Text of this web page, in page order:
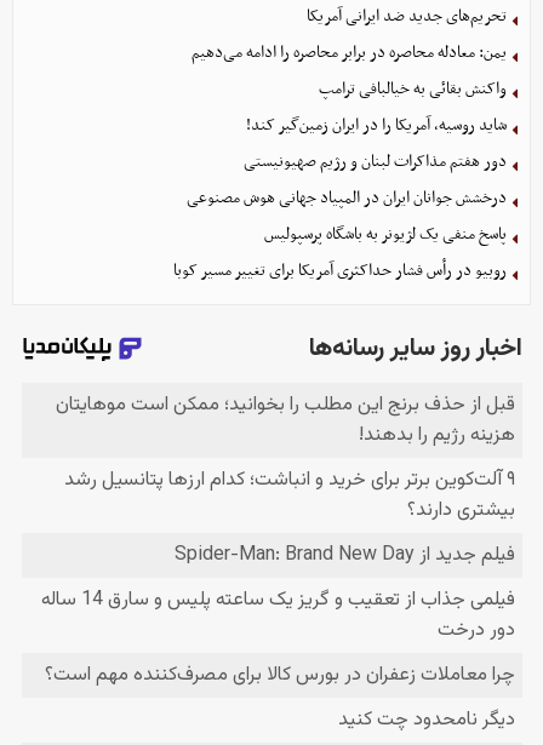
تحریم‌های جدید ضد ایرانی آمریکا
یمن: معادله محاصره در برابر محاصره را ادامه می‌دهیم
واکنش بقائی به خیالبافی ترامپ
شاید روسیه، آمریکا را در ایران زمین‌گیر کند!
دور هفتم مذاکرات لبنان و رژیم صهیونیستی
درخشش جوانان ایران در المپیاد جهانی هوش مصنوعی
پاسخ منفی یک لژیونر به باشگاه پرسپولیس
روبیو در رأس فشار حداکثری آمریکا برای تغییر مسیر کوبا